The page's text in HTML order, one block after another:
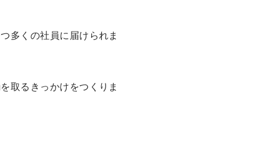
多くの社員に届けられま
取るきっかけをつくりま